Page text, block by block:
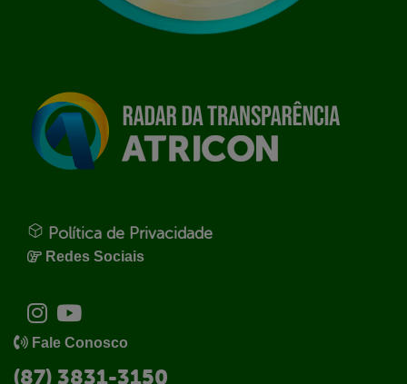
Política de Privacidade
Redes Sociais
Fale Conosco
(87) 3831-3150